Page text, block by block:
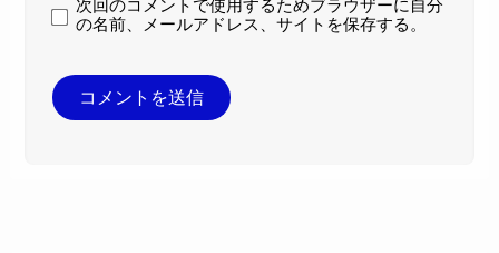
次回のコメントで使用するためブラウザーに自分
の名前、メールアドレス、サイトを保存する。